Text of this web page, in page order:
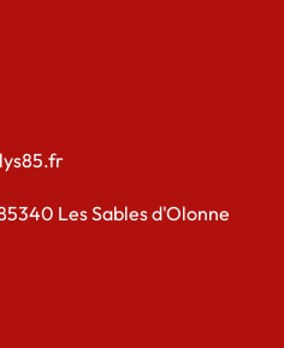
Les Sables d'Olonne